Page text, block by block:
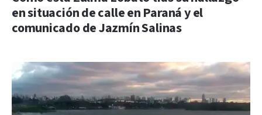
en situación de calle en Paraná y el
comunicado de Jazmín Salinas